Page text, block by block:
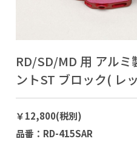
RD/SD/MD 用 アルミ
ントST ブロック( レ
￥12,800(税別)
品番：RD-415SAR